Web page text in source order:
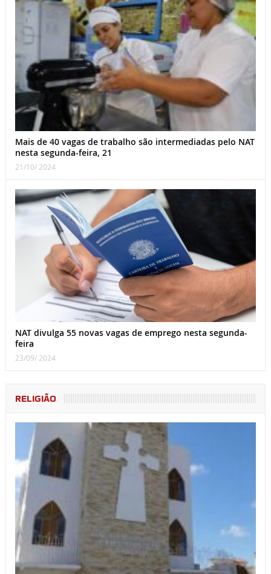
Mais de 40 vagas de trabalho são intermediadas pelo NAT
nesta segunda-feira, 21
21/10/ 2024
NAT divulga 55 novas vagas de emprego nesta segunda-
feira
23/09/ 2024
RELIGIÃO